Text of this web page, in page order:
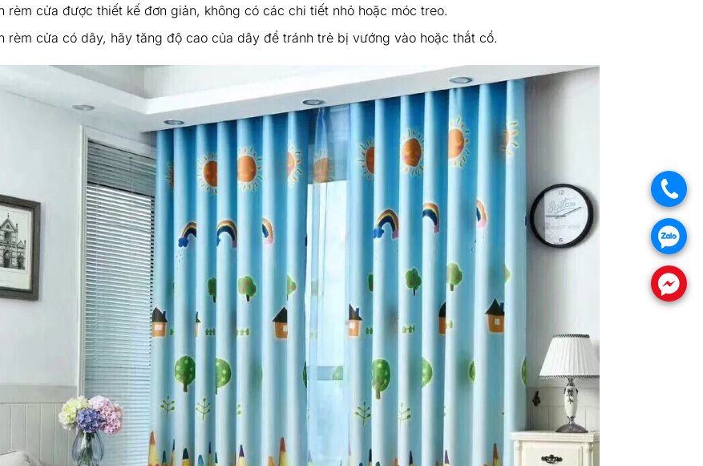
rèm cửa được thiết kế đơn giản, không có các chi tiết nhỏ hoặc móc treo.
rèm cửa có dây, hãy tăng độ cao của dây để tránh trẻ bị vướng vào hoặc thắt cổ.
.
.
.